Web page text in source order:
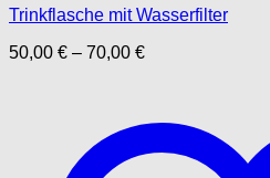
Trinkflasche mit Wasserfilter
50,00 € – 70,00 €